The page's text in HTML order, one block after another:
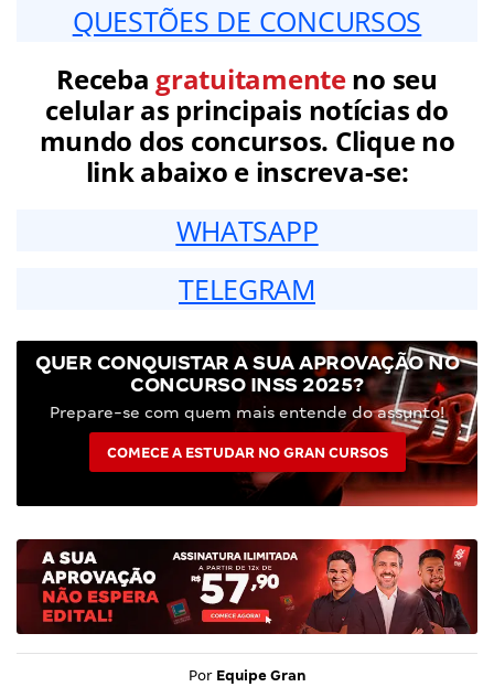
QUESTÕES DE CONCURSOS
Receba gratuitamenteno seu
celular as principais notícias do
mundo dos concursos. Clique no
link abaixo e inscreva-se:
WHATSAPP
TELEGRAM
QUER CONQUISTAR A SUA APROVAÇÃO NO
CONCURSO INSS 2025?
Prepare-se com quem mais entende do assunto!
COMECE A ESTUDAR NO GRAN CURSOS
Por Equipe Gran